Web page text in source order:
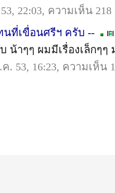
22:03, ความเห็น
นที่เขื่อนศรีฯ ครับ --
น้าๆๆ ผมมีเรื่องเล็กๆ
ค. 53, 16:23, ความเห็น